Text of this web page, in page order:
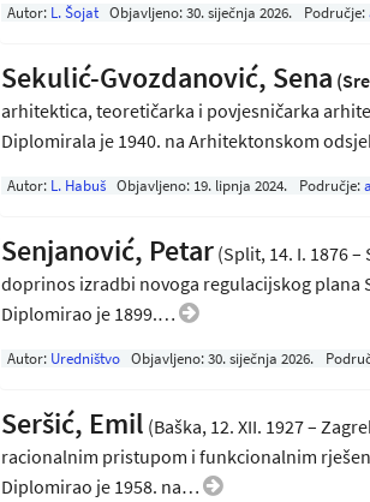
Autor: L. Šojat Objavljeno:30. siječnja 2026. Područje:
Sekulić-Gvozdanović, Sena
arhitektica, teoretičarka i povjesničarka
Diplomirala je 1940. na Arhitektonskom
Autor: L. Habuš Objavljeno: 19. lipnja 2024. Područje:
Senjanović, Petar (Split, 14. I. 1876
doprinos izradbi novoga regulacijskog plana
Diplomirao je 1899.…
Autor: Uredništvo Objavljeno:30. siječnja 2026.
Seršić, Emil (Baška, 12. XII. 1927 –
racionalnim pristupom i funkcionalnim
Diplomirao je 1958. na…